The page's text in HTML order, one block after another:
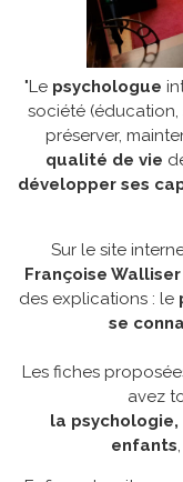
"Le psychologue
société (éducation,
préserver,
qualité de vie
développer ses
Sur le site
Françoise Walliser
des explications : le
se
Les fiches
avez
la psychologie,
enfants